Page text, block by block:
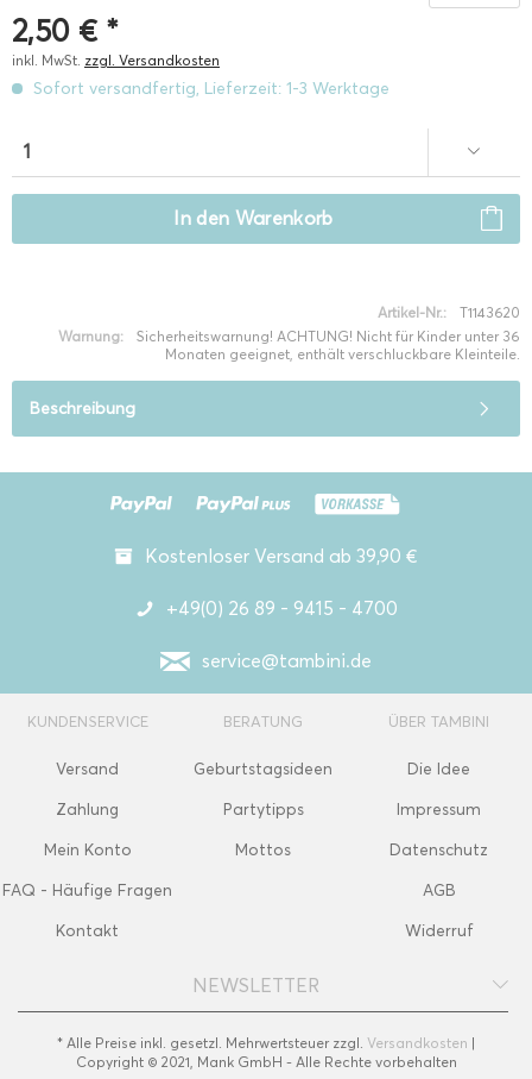
2,50 € *
inkl. MwSt. zzgl. Versandkosten
Sofort versandfertig, Lieferzeit: 1-3 Werktage
In den Warenkorb
Artikel-Nr.:
T1143620
Warnung:
Sicherheitswarnung! ACHTUNG! Nicht für Kinder unter 36
Monaten geeignet, enthält verschluckbare Kleinteile.
Beschreibung
Kostenloser Versand ab 39,90 €
+49(0) 26 89 - 9415 - 4700
service@tambini.de
KUNDENSERVICE
Versand
Zahlung
Mein Konto
FAQ - Häufige Fragen
Kontakt
BERATUNG
Geburtstagsideen
Partytipps
Mottos
ÜBER TAMBINI
Die Idee
Impressum
Datenschutz
AGB
Widerruf
NEWSLETTER
* Alle Preise inkl. gesetzl. Mehrwertsteuer zzgl. Versandkosten |
Copyright © 2021, Mank GmbH - Alle Rechte vorbehalten